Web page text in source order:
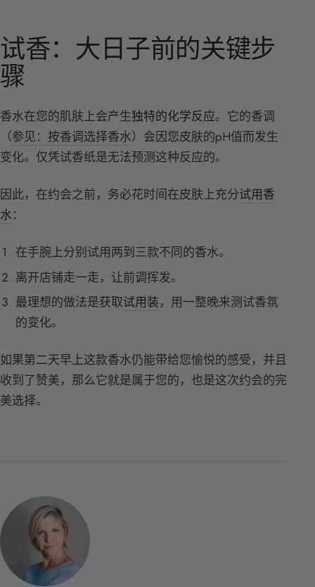
试香：大日子前的关键步
骤
香水在您的肌肤上会产生独特的化学反应。它的香调
（参见：按香调选择香水）会因您皮肤的pH值而发生
变化。仅凭试香纸是无法预测这种反应的。
因此，在约会之前，务必花时间在皮肤上充分试用香
水：
在手腕上分别试用两到三款不同的香水。
离开店铺走一走，让前调挥发。
最理想的做法是获取试用装，用一整晚来测试香氛
的变化。
如果第二天早上这款香水仍能带给您愉悦的感受，并且
收到了赞美，那么它就是属于您的，也是这次约会的完
美选择。